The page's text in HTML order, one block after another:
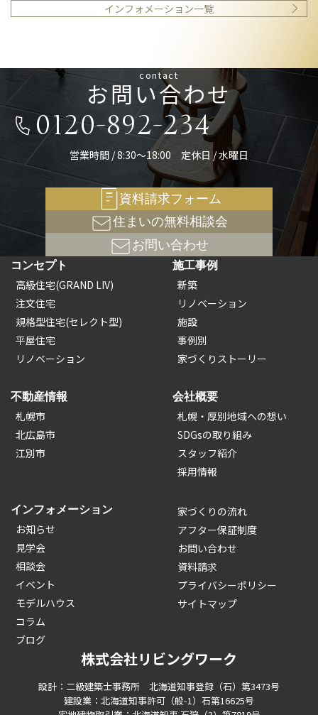
インフォメーション一覧
contact
お問い合わせ
0120-892-234
営業時間 / 8:30～18:00 定休日 / 水曜日
資料請求フォーム
住まいの無料相談会
お問い合わせ
コンセプト
高級住宅(GRAND LIV)
注文住宅
規格型住宅(セレクト型)
平屋住宅
リノベーション
施工事例
新築
リノベーション
施設
事例別
家づくりストーリー
不動産情報
札幌市
北広島市
江別市
会社概要
札幌・厚別地域への想い
SDGsの取り組み
スタッフ紹介
採用情報
インフォメーション
お知らせ
見学会
相談会
イベント
モデルハウス
コラム
ブログ
家づくりの流れ
アフター保証制度
お問い合わせ
資料請求
プライバシーポリシー
サイトマップ
株式会社リビングワーク
設計：二級建築士事務所 北海道知事登録（石）第3473号
建設業：北海道知事許可（般-1）石第16625号